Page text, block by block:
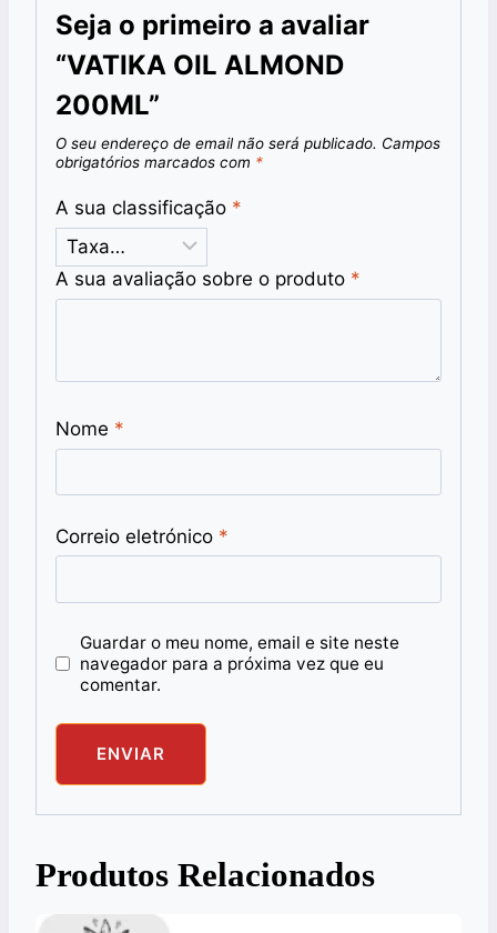
Seja o primeiro a avaliar
“VATIKA OIL ALMOND
200ML”
O seu endereço de email não será publicado. Campos
obrigatórios marcados com *
A sua classificação *
A sua avaliação sobre o produto *
Nome *
Correio eletrónico *
Guardar o meu nome, email e site neste
navegador para a próxima vez que eu
comentar.
Produtos Relacionados